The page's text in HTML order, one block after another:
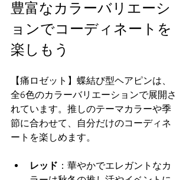
豊富なカラーバリエーシ
ョンでコーディネートを
楽しもう
【痛ロゼット】蝶結び型ヘアピンは、
全6色のカラーバリエーションで展開さ
れています。推しのテーマカラーや季
節に合わせて、自分だけのコーディネ
ートを楽しめます。
レッド ：華やかでエレガントなカ